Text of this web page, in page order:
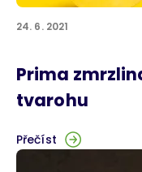
24. 6. 2021
Prima
tvarohu
Přečíst